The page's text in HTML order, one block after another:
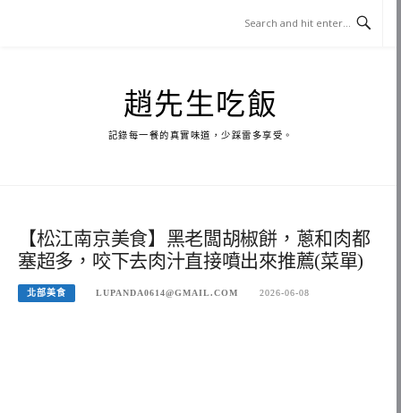
趙先生吃飯
記錄每一餐的真實味道，少踩雷多享受。
【松江南京美食】黑老闆胡椒餅，蔥和肉都
塞超多，咬下去肉汁直接噴出來推薦(菜單)
北部美食 LUPANDA0614@GMAIL.COM 2026-06-08